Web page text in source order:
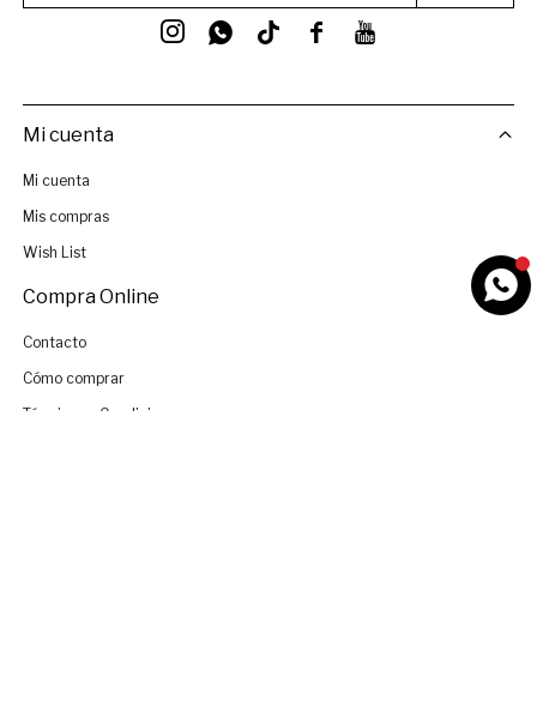
 
 
Mi cuenta
Mi cuenta
Mis compras
Wish List
Compra Online
Contacto
Cómo comprar
Términos y Condiciones